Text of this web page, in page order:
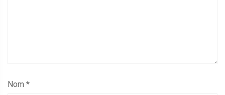
Nom *